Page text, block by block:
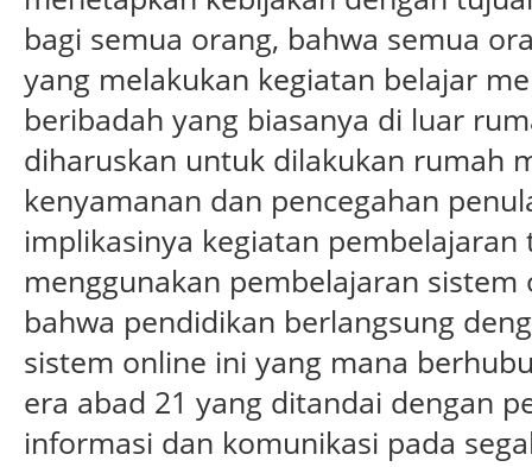
bagi semua orang, bahwa semua
yang melakukan kegiatan belajar
beribadah yang biasanya di luar
diharuskan untuk dilakukan rumah
kenyamanan dan pencegahan
implikasinya kegiatan
menggunakan pembelajaran
bahwa pendidikan berlangsung
sistem online ini yang mana
era abad 21 yang ditandai dengan
informasi dan komunikasi pada